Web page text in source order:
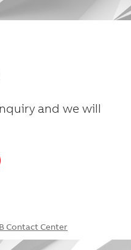
and we will
Contact Center